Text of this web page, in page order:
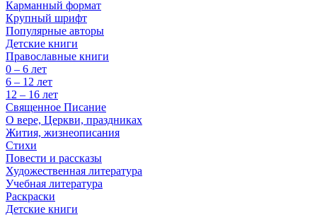
Карманный формат
Крупный шрифт
Популярные авторы
Детские книги
Православные книги
0 – 6 лет
6 – 12 лет
12 – 16 лет
Священное Писание
О вере, Церкви, праздниках
Жития, жизнеописания
Стихи
Повести и рассказы
Художественная литература
Учебная литература
Раскраски
Детские книги